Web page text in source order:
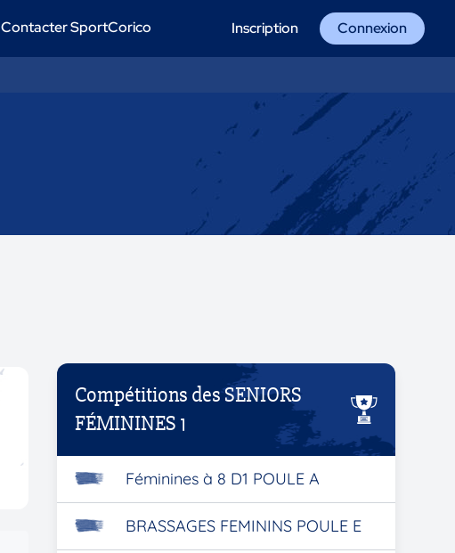
Contacter SportCorico Inscription Connexion
Compétitions des SENIORS
FÉMININES 1
Féminines à 8 D1 POULE A
BRASSAGES FEMININS POULE E